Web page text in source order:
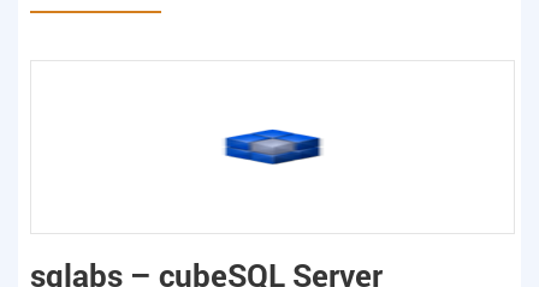
sqlabs – cubeSQL Server